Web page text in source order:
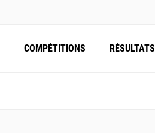
COMPÉTITIONS RÉSULTATS